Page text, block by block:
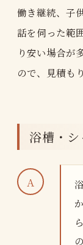
働き継続、子
話を伺った範
り安い場合が
ので、見積も
浴槽・